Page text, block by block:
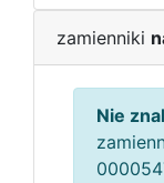
zamienniki
Nie